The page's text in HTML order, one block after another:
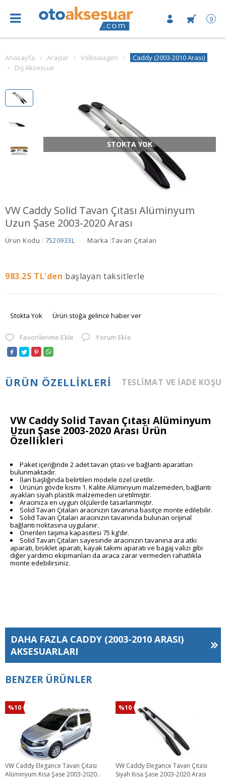
0
Anasayfa Araçlar Volkswagen
Caddy (2003-2010 Arası)
Dış Aksesuar
STOKTA YOK
VW Caddy Solid Tavan Çıtası Alüminyum
Uzun Şase 2003-2020 Arası
Ürün Kodu : 7520933L Marka :Tavan Çıtaları
983.25 TL'den başlayan taksitlerle
Stokta Yok Ürün stoğa gelince haber ver
Favorilerime Ekle Yorum Ekle
ÜRÜN ÖZELLIKLERI TESLIMAT VE İADE
VW Caddy Solid Tavan Çıtası Alüminyum
Uzun Şase 2003-2020 Arası Ürün
Özellikleri
Paket içeriğinde 2 adet tavan çıtası ve bağlantı aparatları
bulunmaktadır.
İlan başlığında belirtilen modele özel üretilir.
Ürünün gövde kısmı 1. Kalite Alüminyum malzemeden, bağlantı
ayakları siyah plastik malzemeden üretilmiştir.
Aracınıza en uygun ölçülerde tasarlanmıştır.
Solid Tavan Çıtaları aracınızın tavanına basitçe monte edilebilir.
Solid Tavan Çıtaları aracınızın tavanında bulunan orijinal
bağlantı noktasına uygulanır.
Önerilen taşıma kapasitesi 75 kg’dır.
Solid Tavan Çıtaları sayesinde aracınızın tavanına ara atkı
aparatı, bisiklet aparatı, kayak takımı aparatı ve bagaj valizi gibi
diğer yardımcı ekipmanları da araca zarar vermeden rahatlıkla
monte edebilirsiniz.
DAHA FAZLA CADDY (2003-2010 ARASI)
AKSESUARLARI
BENZER ÜRÜNLER
%10
VW Caddy Elegance Tavan Çıtası
Alüminyum Kısa Şase 2003-2020
%10
VW Caddy Elegance Tavan Çıtası
Siyah Kısa Şase 2003-2020 Arası